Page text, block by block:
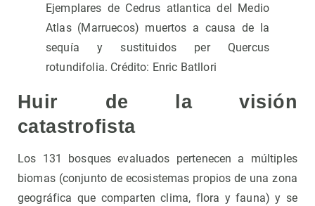
Ejemplares de Cedrus atlantica del Medio
Atlas (Marruecos) muertos a causa de la
sequía y sustituidos per Quercus
rotundifolia. Crédito: Enric Batllori
Huir de la visión
catastrofista
Los 131 bosques evaluados pertenecen a múltiples
biomas (conjunto de ecosistemas propios de una zona
geográfica que comparten clima, flora y fauna) y se